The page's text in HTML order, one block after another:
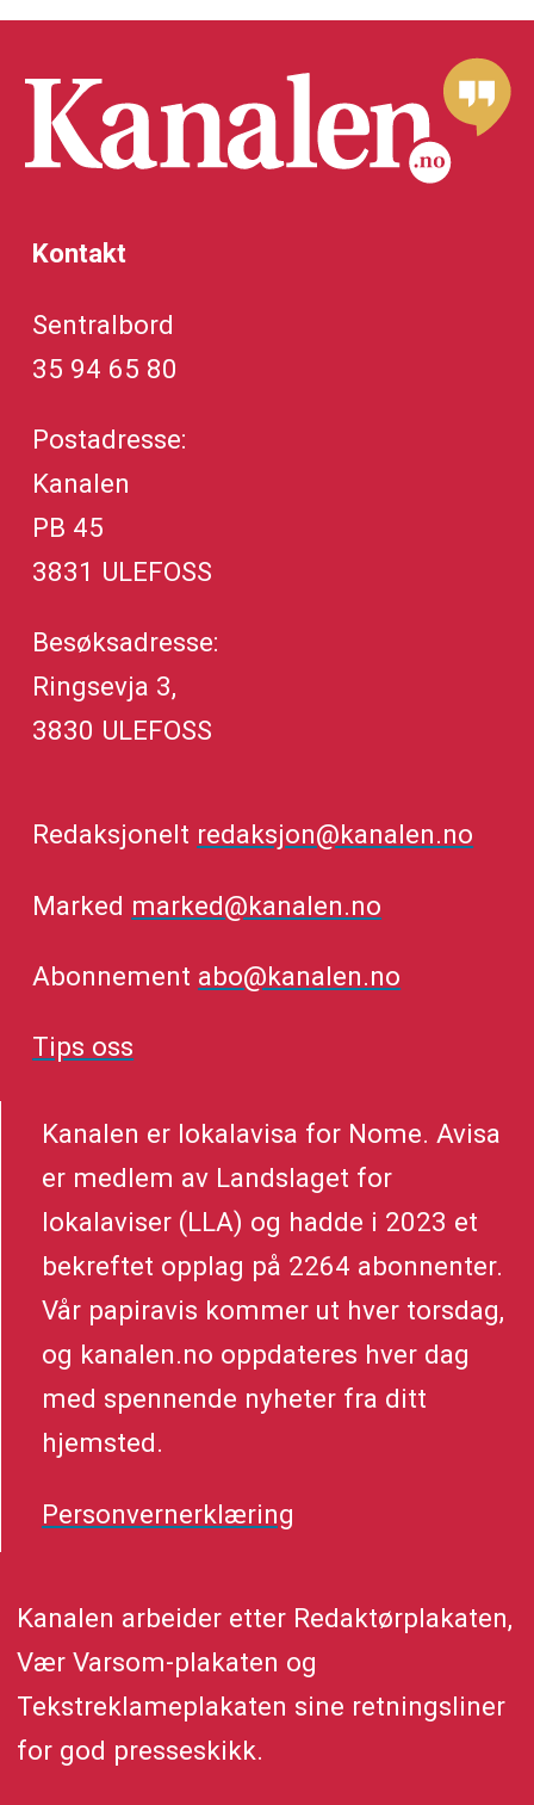
Kontakt
Sentralbord
35 94 65 80
Postadresse:
Kanalen
PB 45
3831 ULEFOSS
Besøksadresse:
Ringsevja 3,
3830 ULEFOSS
Redaksjonelt redaksjon@kanalen.no
Marked marked@kanalen.no
Abonnement abo@kanalen.no
Tips oss
Kanalen er lokalavisa for Nome. Avisa
er medlem av Landslaget for
lokalaviser (LLA) og hadde i 2023 et
bekreftet opplag på 2264 abonnenter.
Vår papiravis kommer ut hver torsdag,
og kanalen.no oppdateres hver dag
med spennende nyheter fra ditt
hjemsted.
Personvernerklæring
Kanalen arbeider etter Redaktørplakaten,
Vær Varsom-plakaten og
Tekstreklameplakaten sine retningsliner
for god presseskikk.